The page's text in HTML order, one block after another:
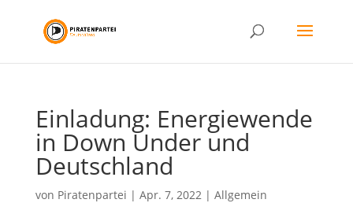
Einladung: Energiewende
in Down Under und
Deutschland
von Piratenpartei | Apr. 7, 2022| Allgemein